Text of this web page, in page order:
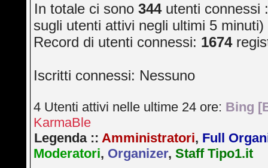
In totale ci sono344utenti connessi
sugli utenti attivi negli ultimi 5 minuti)
Record di utenti connessi: 1674
Iscritti connessi: Nessuno
4 Utenti attivi nelle ultime 24 ore: Bing
KarmaBle
Legenda ::Amministratori, Full
Moderatori, Organizer,Staff Tipo1.it